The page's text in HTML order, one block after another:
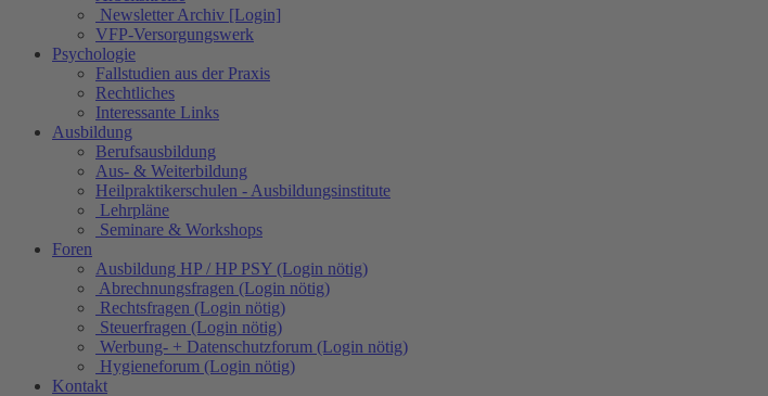
Newsletter Archiv [Login]
VFP-Versorgungswerk
Psychologie
Fallstudien aus der Praxis
Rechtliches
Interessante Links
Ausbildung
Berufsausbildung
Aus- & Weiterbildung
Heilpraktikerschulen - Ausbildungsinstitute
Lehrpläne
Seminare & Workshops
Foren
Ausbildung HP / HP PSY (Login nötig)
Abrechnungsfragen (Login nötig)
Rechtsfragen (Login nötig)
Steuerfragen (Login nötig)
Werbung- + Datenschutzforum (Login nötig)
Hygieneforum (Login nötig)
Kontakt